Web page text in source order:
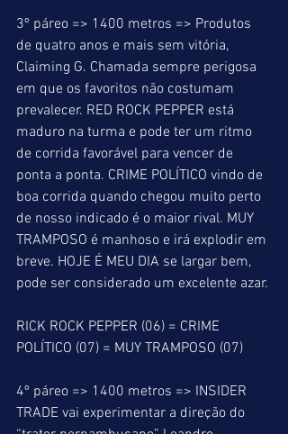
3º páreo => 1400 metros => Produtos
de quatro anos e mais sem vitória,
Claiming G. Chamada sempre perigosa
em que os favoritos não costumam
prevalecer. RED ROCK PEPPER está
maduro na turma e pode ter um ritmo
de corrida favorável para vencer de
ponta a ponta. CRIME POLÍTICO vindo de
boa corrida quando chegou muito perto
de nosso indicado é o maior rival. MUY
TRAMPOSO é manhoso e irá explodir em
breve. HOJE É MEU DIA se largar bem,
pode ser considerado um excelente azar.
RICK ROCK PEPPER (06) = CRIME
POLÍTICO (07) = MUY TRAMPOSO (07)
4º páreo => 1400 metros => INSIDER
TRADE vai experimentar a direção do